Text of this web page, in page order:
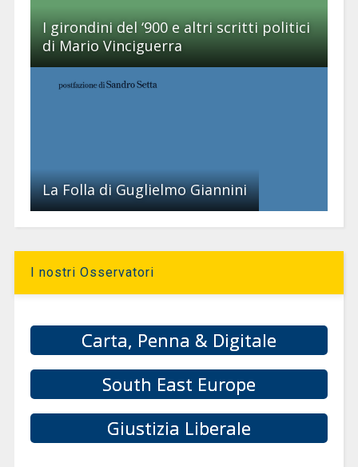
I girondini del ‘900 e altri scritti politici
di Mario Vinciguerra
La Folla di Guglielmo Giannini
I nostri Osservatori
Carta, Penna & Digitale
South East Europe
Giustizia Liberale